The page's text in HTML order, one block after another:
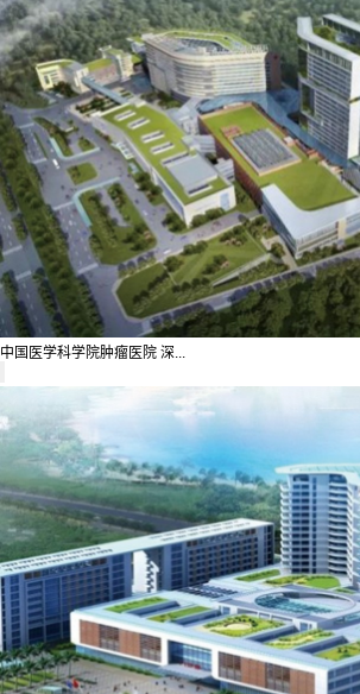
中国医学科学院肿瘤医院 深...